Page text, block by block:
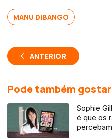
MANU DIBANGO
ANTERIOR
Pode também gostar
Sophie
é que os